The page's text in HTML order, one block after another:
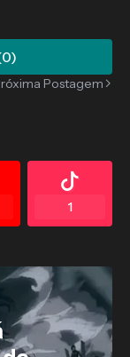
Postagem
1